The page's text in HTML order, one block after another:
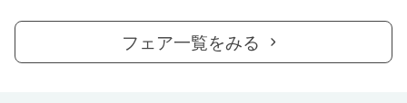
フェア一覧をみる